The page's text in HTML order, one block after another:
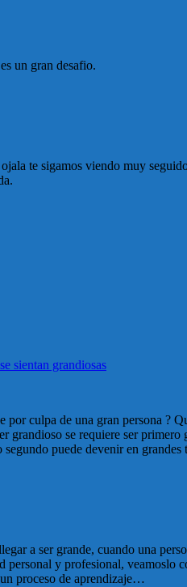
un gran desafio.
te sigamos viendo muy
sientan grandiosas
culpa de una gran persona ?
grandioso se requiere ser
puede devenir en
a ser grande, cuando una
y profesional, veamoslo
proceso de aprendizaje…